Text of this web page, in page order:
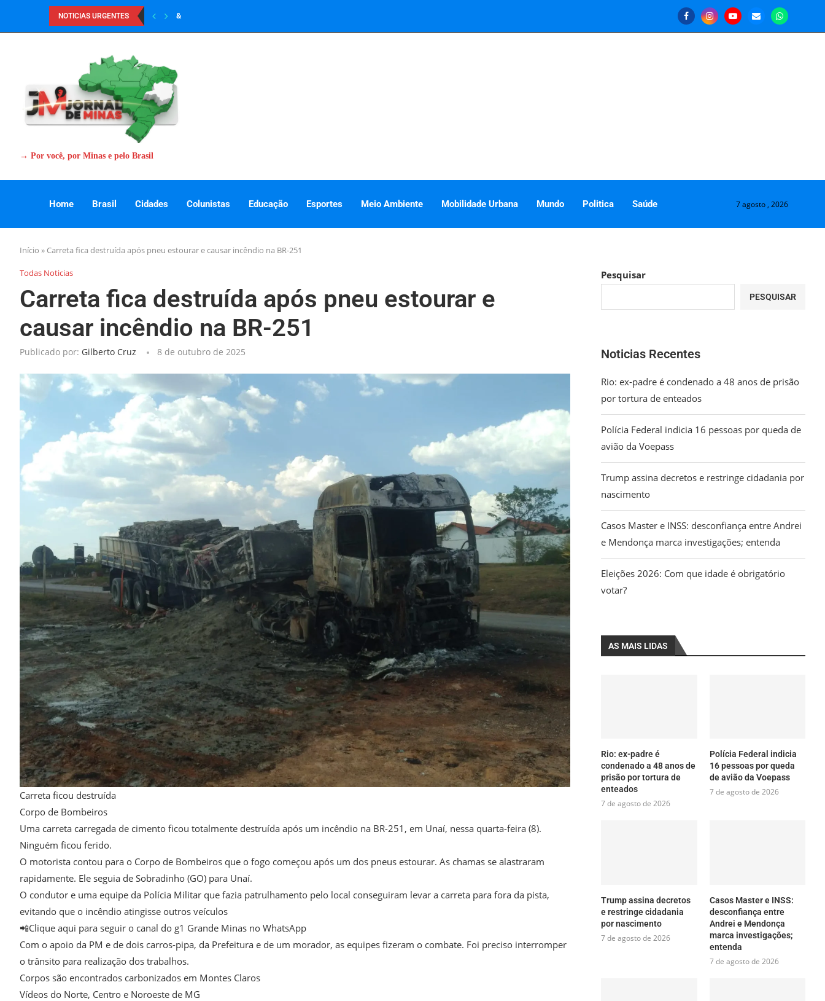
NOTICIAS URGENTES &
→ Por você, por Minas e pelo Brasil
Home Brasil Cidades Colunistas Educação Esportes Meio Ambiente Mobilidade Urbana Mundo Politica Saúde 7 agosto , 2026
Início » Carreta fica destruída após pneu estourar e causar incêndio na BR-251
Todas Noticias
Carreta fica destruída após pneu estourar e
causar incêndio na BR-251
Publicado por: Gilberto Cruz 8 de outubro de 2025
Carreta ficou destruída
Corpo de Bombeiros
Uma carreta carregada de cimento ficou totalmente destruída após um incêndio na BR-251, em Unaí, nessa quarta-feira (8).
Ninguém ficou ferido.
O motorista contou para o Corpo de Bombeiros que o fogo começou após um dos pneus estourar. As chamas se alastraram
rapidamente. Ele seguia de Sobradinho (GO) para Unaí.
O condutor e uma equipe da Polícia Militar que fazia patrulhamento pelo local conseguiram levar a carreta para fora da pista,
evitando que o incêndio atingisse outros veículos
📲Clique aqui para seguir o canal do g1 Grande Minas no WhatsApp
Com o apoio da PM e de dois carros-pipa, da Prefeitura e de um morador, as equipes fizeram o combate. Foi preciso interromper
o trânsito para realização dos trabalhos.
Corpos são encontrados carbonizados em Montes Claros
Vídeos do Norte, Centro e Noroeste de MG
Pesquisar
PESQUISAR
Noticias Recentes
Rio: ex-padre é condenado a 48 anos de prisão
por tortura de enteados
Polícia Federal indicia 16 pessoas por queda de
avião da Voepass
Trump assina decretos e restringe cidadania por
nascimento
Casos Master e INSS: desconfiança entre Andrei
e Mendonça marca investigações; entenda
Eleições 2026: Com que idade é obrigatório
votar?
AS MAIS LIDAS
Rio: ex-padre é
condenado a 48 anos de
prisão por tortura de
enteados
7 de agosto de 2026
Polícia Federal indicia
16 pessoas por queda
de avião da Voepass
7 de agosto de 2026
Trump assina decretos
e restringe cidadania
por nascimento
7 de agosto de 2026
Casos Master e INSS:
desconfiança entre
Andrei e Mendonça
marca investigações;
entenda
7 de agosto de 2026